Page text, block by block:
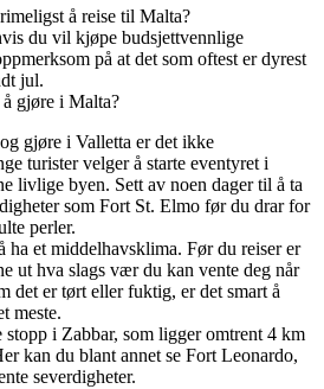
å reise til Malta?
du vil kjøpe budsjettvennlige
på at det som oftest er dyrest
jul.
gjøre i Malta?
gjøre i Valletta er det ikke
turister velger å starte eventyret i
livlige byen. Sett av noen dager til å ta
som Fort St. Elmo før du drar for
perler.
ha et middelhavsklima. Før du reiser er
ut hva slags vær du kan vente deg når
det er tørt eller fuktig, er det smart å
meste.
stopp i Zabbar, som ligger omtrent 4 km
kan du blant annet se Fort Leonardo,
severdigheter.